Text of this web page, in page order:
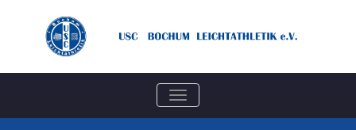
TOGGLE
NAVIGATION